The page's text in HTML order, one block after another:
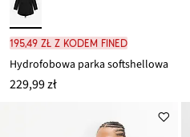
195,49 zł z kodem FINED
Hydrofobowa parka softshellowa
229,99 zł